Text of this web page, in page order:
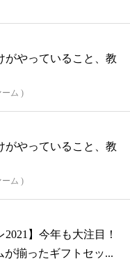
がやっていること、教
ーム )
がやっていること、教
ーム )
2021】今年も大注目！
揃ったギフトセッ...